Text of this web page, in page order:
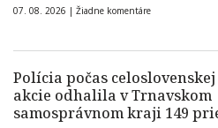
07. 08. 2026 | Žiadne komentáre
Polícia počas
akcie odhalila v Trnavskom
samosprávnom kraji 149